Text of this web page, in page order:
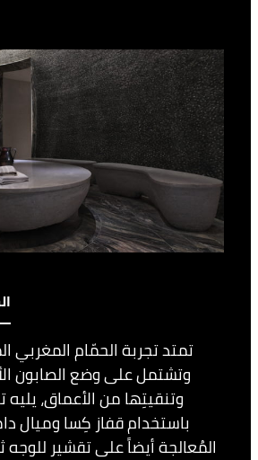
وتشتمل على وضع الصابون
وتنقيتِها من الأعماق،
باستخدام قفاز كِسا وميال
المُعالجة أيضاً على تقشير للوجه